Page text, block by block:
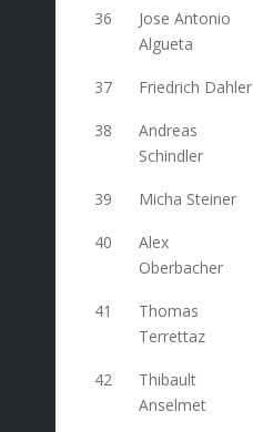
36
Jose Antonio
Algueta
37 Friedrich Dahler
38
Andreas
Schindler
39 Micha Steiner
40
Alex
Oberbacher
41
Thomas
Terrettaz
42
Thibault
Anselmet